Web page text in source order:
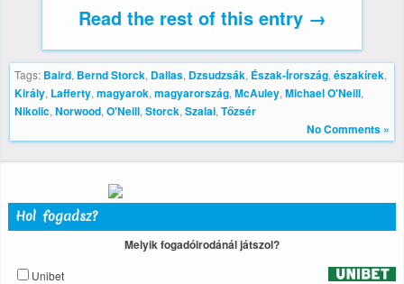
Read the rest of this entry →
Tags: Baird, Bernd Storck, Dallas, Dzsudzsák, Észak-Írország, északírek,
Király, Lafferty, magyarok, magyarország, McAuley, Michael O'Neill,
Nikolic, Norwood, O'Neill, Storck, Szalai, Tőzsér
No Comments »
Hol fogadsz?
Melyik fogadóirodánál játszol?
Unibet